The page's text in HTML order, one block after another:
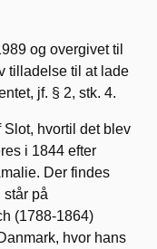
og overgivet til
tilladelse til at lade
jf. § 2, stk. 4.
Slot, hvortil det blev
i 1844 efter
Der findes
på
(1788-1864)
hvor hans